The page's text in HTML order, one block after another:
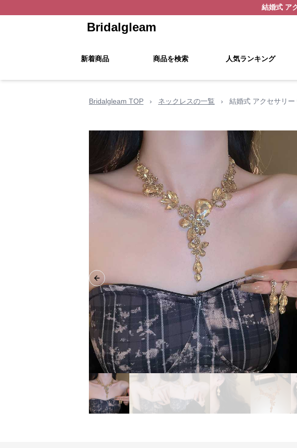
結婚式 ア
Bridalgleam
新着商品 商品を検索 人気ランキング
Bridalgleam TOP › ネックレスの一覧 › 結婚式 アクセサリ
Previous slide